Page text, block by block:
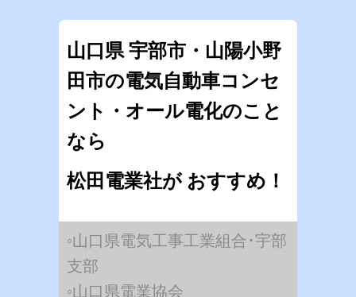
山口県 宇部市・山陽小野
田市の電気自動車コンセ
ント・オール電化のこと
なら
松田電業社が おすすめ！
◦山口県電気工事工業組合･宇部
支部
◦山口県電業協会